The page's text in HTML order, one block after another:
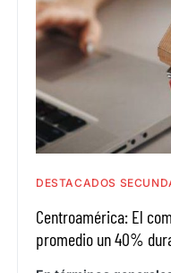
DESTACADOS
Centroamérica: El
promedio un 40%